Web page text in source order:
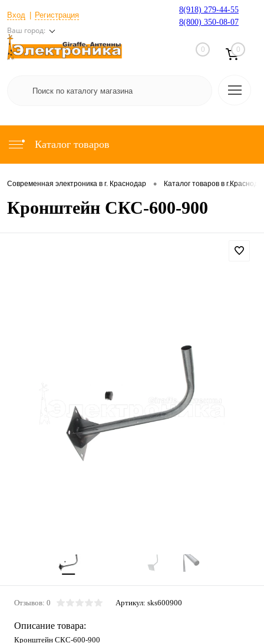
Вход Регистрация
Ваш город:
8(918) 279-44-55
8(800) 350-08-07
0 0
Каталог товаров
Современная электроника в г. Краснодар • Каталог товаров в
Кронштейн СКС-600-900
Отзывов: 0 Артикул: sks600900
Описание товара:
Кронштейн СКС-600-900